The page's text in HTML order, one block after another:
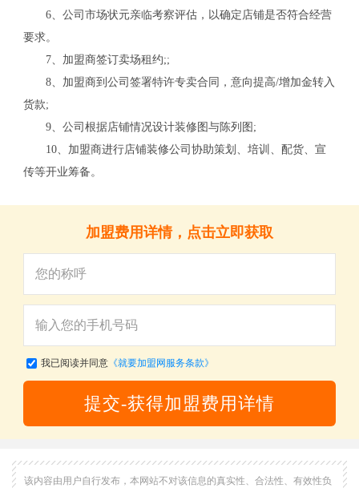
6、公司市场状元亲临考察评估，以确定店铺是否符合经营
要求。
7、加盟商签订卖场租约;;
8、加盟商到公司签署特许专卖合同，意向提高/增加金转入
货款;
9、公司根据店铺情况设计装修图与陈列图;
10、加盟商进行店铺装修公司协助策划、培训、配货、宣
传等开业筹备。
加盟费用详情，点击立即获取
我已阅读并同意《就要加盟网服务条款》
提交-获得加盟费用详情
该内容由用户自行发布，本网站不对该信息的真实性、合法性、有效性负